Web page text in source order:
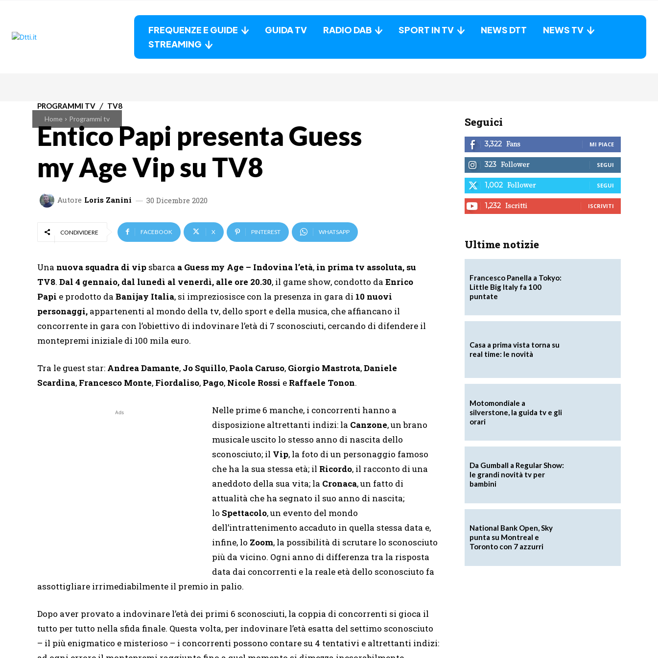
FREQUENZE E GUIDE GUIDA TV RADIO DAB SPORT IN TV NEWS DTT
NEWS TV
STREAMING
Home Programmi tv
PROGRAMMI TV TV8
Entico Papi presenta Guess
my Age Vip su TV8
Autore Loris Zanini 30 Dicembre 2020
CONDIVIDERE FACEBOOK X PINTEREST WHATSAPP
Una nuova squadra di vip sbarca a Guess my Age – Indovina l’età, in prima tv assoluta, su
TV8. Dal 4 gennaio, dal lunedì al venerdì, alle ore 20.30, il game show, condotto da Enrico
Papi e prodotto da Banijay Italia, si impreziosisce con la presenza in gara di 10 nuovi
personaggi, appartenenti al mondo della tv, dello sport e della musica, che affiancano il
concorrente in gara con l’obiettivo di indovinare l’età di 7 sconosciuti, cercando di difendere il
montepremi iniziale di 100 mila euro.
Tra le guest star: Andrea Damante, Jo Squillo, Paola Caruso, Giorgio Mastrota,Daniele
Scardina, Francesco Monte, Fiordaliso, Pago, Nicole Rossi e Raffaele Tonon.
Ads
Nelle prime 6 manche, i concorrenti hanno a
disposizione altrettanti indizi: la Canzone, un brano
musicale uscito lo stesso anno di nascita dello
sconosciuto; il Vip, la foto di un personaggio famoso
che ha la sua stessa età; il Ricordo, il racconto di una
aneddoto della sua vita; la Cronaca, un fatto di
attualità che ha segnato il suo anno di nascita;
lo Spettacolo, un evento del mondo
dell’intrattenimento accaduto in quella stessa data e,
infine, lo Zoom, la possibilità di scrutare lo sconosciuto
più da vicino. Ogni anno di differenza tra la risposta
data dai concorrenti e la reale età dello sconosciuto fa
assottigliare irrimediabilmente il premio in palio.
Dopo aver provato a indovinare l’età dei primi 6 sconosciuti, la coppia di concorrenti si gioca il
tutto per tutto nella sfida finale. Questa volta, per indovinare l’età esatta del settimo sconosciuto
– il più enigmatico e misterioso – i concorrenti possono contare su 4 tentativi e altrettanti indizi:
Seguici
3,322 Fans MI PIACE
323 Follower SEGUI
1,002 Follower SEGUI
1,232 Iscritti ISCRIVITI
Ultime notizie
Francesco Panella a Tokyo:
Little Big Italy fa 100
puntate
Casa a prima vista torna su
real time: le novità
Motomondiale a
silverstone, la guida tv e gli
orari
Da Gumball a Regular Show:
le grandi novità tv per
bambini
National Bank Open, Sky
punta su Montreal e
Toronto con 7 azzurri